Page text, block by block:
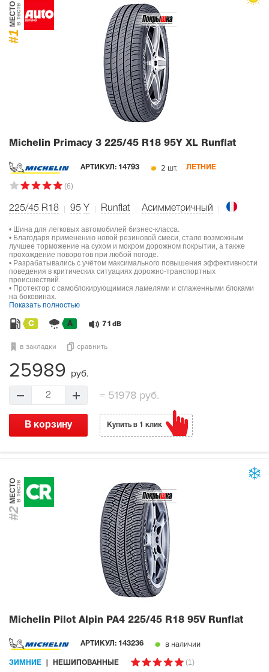
#1
МЕСТОв тесте
Michelin Primacy 3 225/45 R18 95Y XL Runflat
АРТИКУЛ: 14793 2 шт. ЛЕТНИЕ
(6)
225/45 R18 95 Y Runflat Асимметричный
• Шина для легковых автомобилей бизнес-класса.
• Благодаря применению новой резиновой смеси, стало возможным
лучшее торможение на сухом и мокром дорожном покрытии, а также
прохождение поворотов при любой погоде.
• Разрабатывались с учётом максимального повышения эффективности
поведения в критических ситуациях дорожно-транспортных
происшествий.
• Протектор с самоблокирующимися ламелями и сглаженными блоками
на боковинах.
Показать полностью
C A 71 dB
в закладки сравнить
25989 руб.
2 = 51978 руб.
В корзину Купить в 1 клик
#2
МЕСТОв тесте
Michelin Pilot Alpin PA4 225/45 R18 95V Runflat
АРТИКУЛ: 143236 в наличии
ЗИМНИЕ НЕШИПОВАННЫЕ (1)